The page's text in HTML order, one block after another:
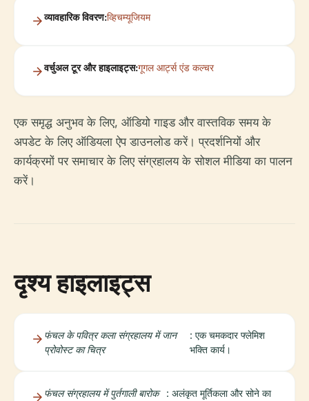
व्यावहारिक विवरण:व्हिचम्यूजियम
वर्चुअल टूर और हाइलाइट्स:गूगल आर्ट्स एंड कल्चर
एक समृद्ध अनुभव के लिए, ऑडियो गाइड और वास्तविक समय के
अपडेट के लिए ऑडियला ऐप डाउनलोड करें। प्रदर्शनियों और
कार्यक्रमों पर समाचार के लिए संग्रहालय के सोशल मीडिया का पालन
करें।
दृश्य हाइलाइट्स
फंचल के पवित्र कला संग्रहालय में जान
प्रोवोस्ट का चित्र
: एक चमकदार फ्लेमिश
भक्ति कार्य।
फंचल संग्रहालय में पुर्तगाली बारोक
: अलंकृत मूर्तिकला और सोने का